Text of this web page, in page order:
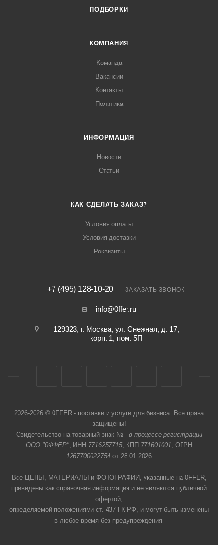
ПОДБОРКИ
КОМПАНИЯ
Команда
Вакансии
Контакты
Политика
ИНФОРМАЦИЯ
Новости
Статьи
КАК СДЕЛАТЬ ЗАКАЗ?
Условия оплаты
Условия доставки
Реквизиты
+7 (495) 128-10-20 ЗАКАЗАТЬ ЗВОНОК
info@0ffer.ru
129323, г. Москва, ул. Снежная, д. 17,
корп. 1, пом. 5П
2026-2026 © 0FFER - поставки и услуги для бизнеса. Все права
защищены!
Свидетельство на товарный знак № - в процессе регистрации
ООО "0ФФЕР", ИНН 7716257715, КПП 771601001, ОГРН
1267700022754 от 28.01.2026
Все ЦЕНЫ, МАТЕРИАЛЫ и ФОТОГРАФИИ, указанные на 0FFER,
приведены как справочная информация и не являются публичной
офертой,
определяемой положениями ст. 437 ГК РФ, и могут быть изменены
в любое время без предупреждения.